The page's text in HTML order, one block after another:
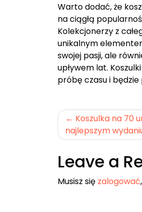
Warto dodać, że
na ciągłą
Kolekcjonerzy z
unikalnym
swojej pasji, ale
upływem lat.
próbę czasu i
Nawigacja
wpisu
Koszulka na 70
najlepszym
Leave a
Musisz się zalogować